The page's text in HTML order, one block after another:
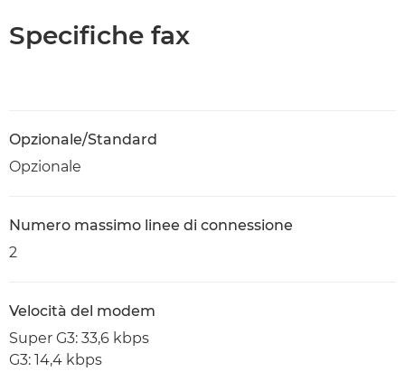
Specifiche fax
Opzionale/Standard
Opzionale
Numero massimo linee di connessione
2
Velocità del modem
Super G3: 33,6 kbps
G3: 14,4 kbps